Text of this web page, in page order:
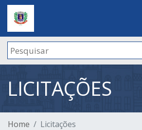
LICITAÇÕES
Home Licitações